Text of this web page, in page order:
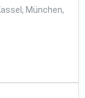
München,